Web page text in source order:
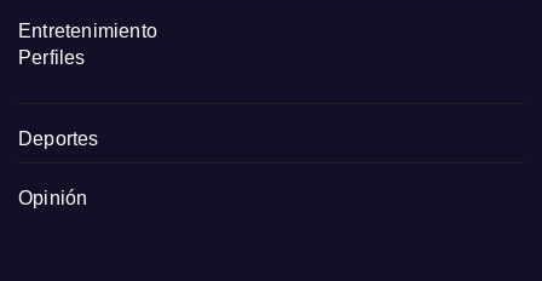
Entretenimiento
Perfiles
Deportes
Opinión